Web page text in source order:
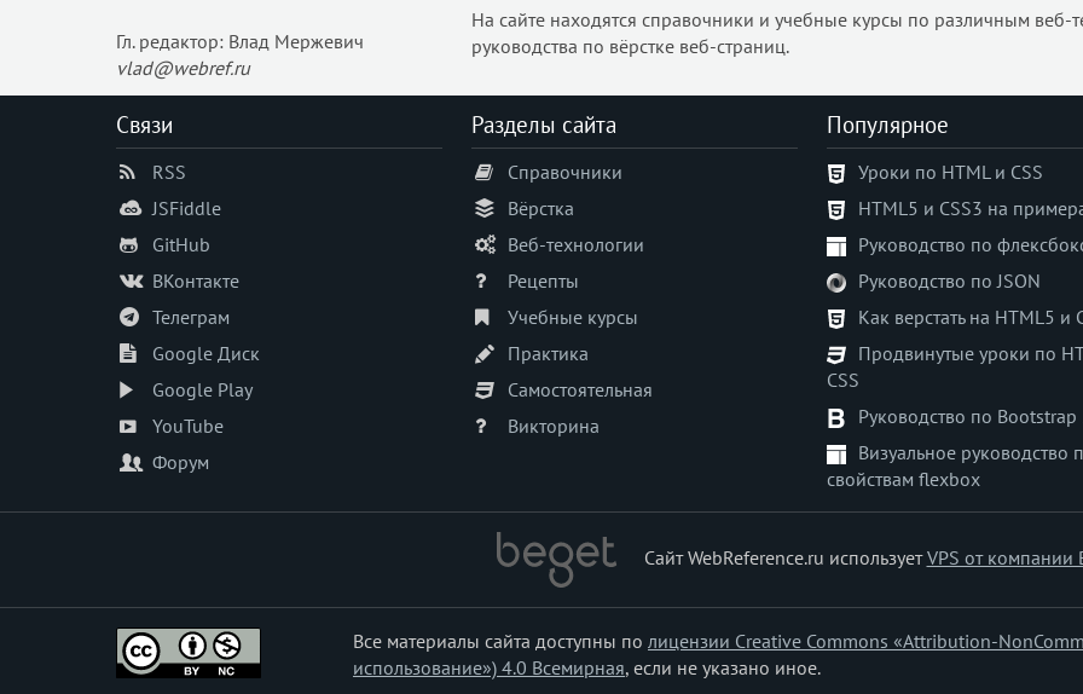
Гл. редактор: Влад Мержевич
vlad@webref.ru
На сайте находятся справочники и учебные курсы по различным веб-
руководства по вёрстке веб-страниц.
Связи
RSS
JSFiddle
GitHub
ВКонтакте
Телеграм
Google Диск
Google Play
YouTube
Форум
Разделы сайта
Справочники
Вёрстка
Веб-технологии
Рецепты
Учебные курсы
Практика
Самостоятельная
Викторина
Популярное
Уроки по HTML и CSS
HTML5 и CSS3 на
Руководство по
Руководство по JSON
Как верстать на HTML5 и
Продвинутые уроки по
CSS
Руководство по Bootstrap
Визуальное руководство
свойствам flexbox
Сайт WebReference.ru используетVPS от компании
Все материалы сайта доступны по лицензии Creative Commons «Attribution-
использование») 4.0 Всемирная, если не указано иное.